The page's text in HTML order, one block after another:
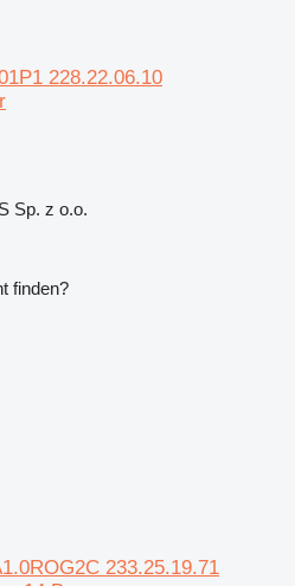
228.22.06.10
Sp. z o.o.
finden?
233.25.19.71